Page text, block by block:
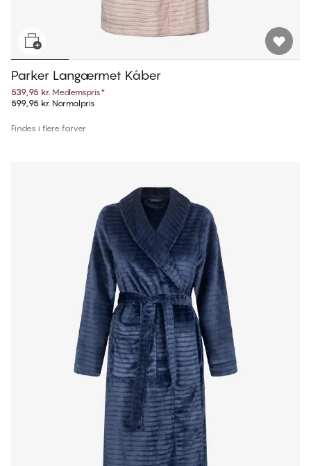
Parker Langærmet Kåber
539,95 kr. Medlemspris*
599,95 kr. Normalpris
Findes i flere farver